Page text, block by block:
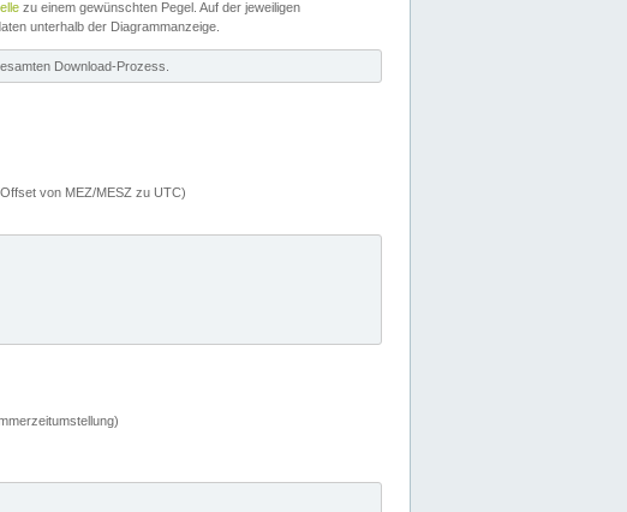
zu einem gewünschten Pegel. Auf der jeweiligen
unterhalb der Diagrammanzeige.
Download-Prozess.
von MEZ/MESZ zu UTC)